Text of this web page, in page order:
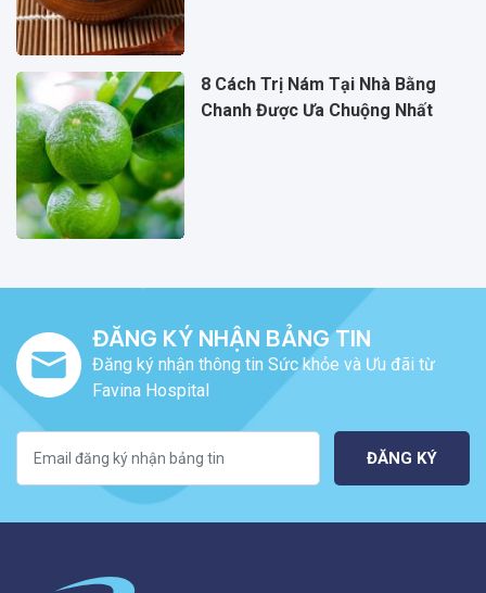
8 Cách Trị Nám Tại Nhà Bằng
Chanh Được Ưa Chuộng Nhất
ĐĂNG KÝ NHẬN BẢNG TIN
Đăng ký nhận thông tin Sức khỏe và Ưu đãi từ
Favina Hospital
ĐĂNG KÝ